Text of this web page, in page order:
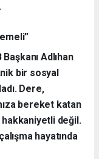
Adlıhan
bir sosyal
Dere,
bereket katan
hakkaniyetli değil.
hayatında